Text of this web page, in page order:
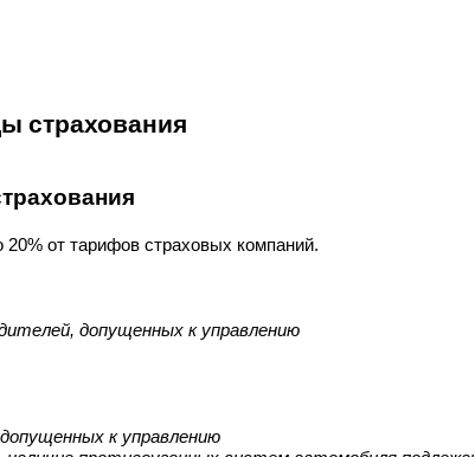
страхования
20% от тарифов страховых компаний.
допущенных к управлению
к управлению